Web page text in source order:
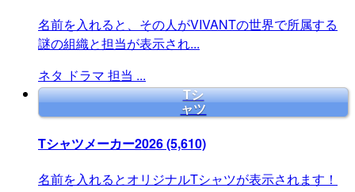
名前を入れると、その人がVIVANTの世界で所属する
謎の組織と担当が表示され...
ネタ ドラマ 担当 ...
Tシ
ャツ
Tシャツメーカー2026(5,610)
名前を入れるとオリジナルTシャツが表示されます！